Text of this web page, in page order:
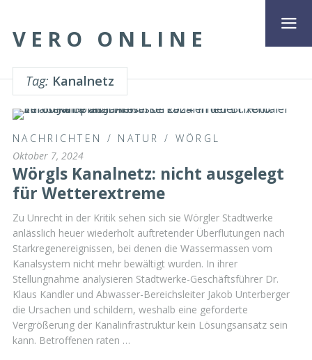
VERO ONLINE
Tag: Kanalnetz
NACHRICHTEN / NATUR / WÖRGL
Oktober 7, 2024
Wörgls Kanalnetz: nicht ausgelegt
für Wetterextreme
Zu Unrecht in der Kritik sehen sich sie Wörgler Stadtwerke
anlässlich heuer wiederholt auftretender Überflutungen nach
Starkregenereignissen, bei denen die Wassermassen vom
Kanalsystem nicht mehr bewältigt wurden. In ihrer
Stellungnahme analysieren Stadtwerke-Geschäftsführer Dr.
Klaus Kandler und Abwasser-Bereichsleiter Jakob Unterberger
die Ursachen und schildern, weshalb eine geforderte
Vergrößerung der Kanalinfrastruktur kein Lösungsansatz sein
kann. Betroffenen raten …